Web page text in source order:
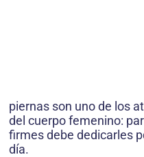
piernas son uno de los
del cuerpo femenino:
firmes debe dedicarles
día.